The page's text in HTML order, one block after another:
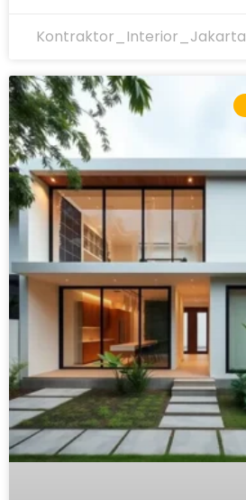
Kontraktor_Interior_Jakarta